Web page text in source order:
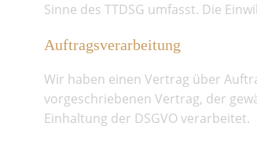
Sinne des TTDSG umfasst. Die
Auftragsverarbeitung
Wir haben einen Vertrag über
vorgeschriebenen Vertrag, der
Einhaltung der DSGVO verarbeitet.